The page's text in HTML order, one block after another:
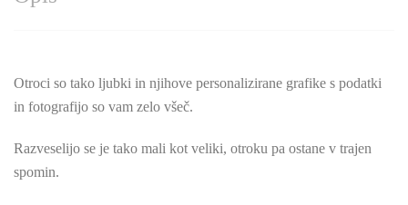
Otroci so tako ljubki in njihove personalizirane grafike s podatki
in fotografijo so vam zelo všeč.
Razveselijo se je tako mali kot veliki, otroku pa ostane v trajen
spomin.